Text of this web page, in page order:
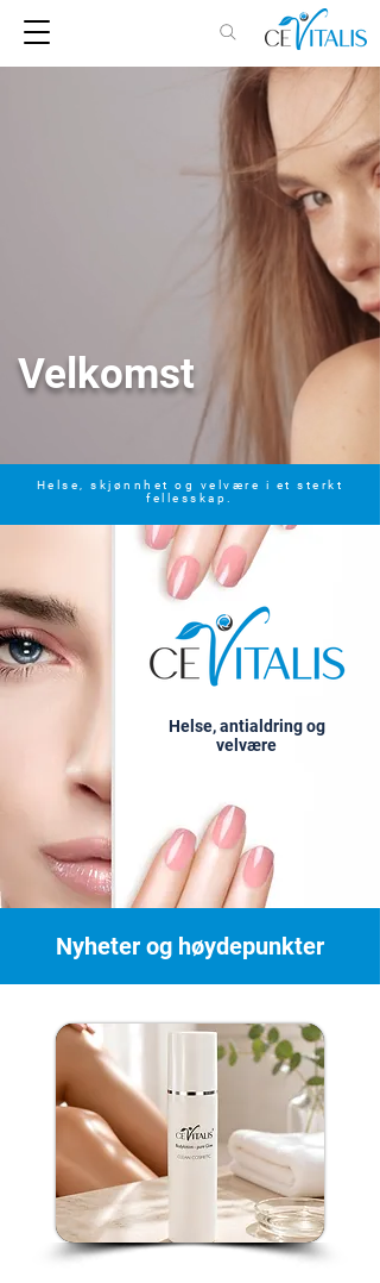
Velkomst
Helse, skjønnhet og velvære i et sterkt
fellesskap.
Helse, antialdring og
velvære
Nyheter og høydepunkter